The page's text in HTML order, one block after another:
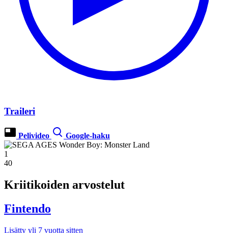
Traileri
Pelivideo Google-haku
1
40
Kriitikoiden arvostelut
Fintendo
Lisätty yli 7 vuotta sitten